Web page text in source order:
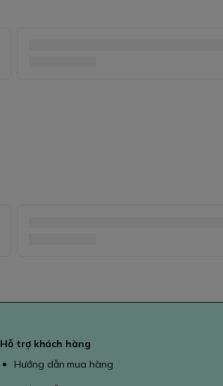
Hỗ trợ khách hàng
Hướng dẫn mua hàng